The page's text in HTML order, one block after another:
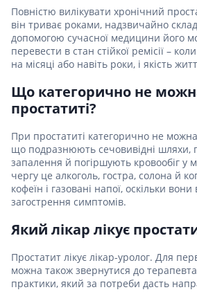
Повністю вилікувати хронічний
він триває роками, надзвичайно
допомогою сучасної медицини його
перевести в стан стійкої ремісії –
на місяці або навіть роки, і якість
Що категорично не
простатиті?
При простатиті категорично не
що подразнюють сечовивідні шляхи,
запалення й погіршують кровообіг у
чергу це алкоголь, гостра, солона й
кофеїн і газовані напої, оскільки
загострення симптомів.
Який лікар лікує
Простатит лікує лікар-уролог. Для
можна також звернутися до терапевта
практики, який за потреби дасть